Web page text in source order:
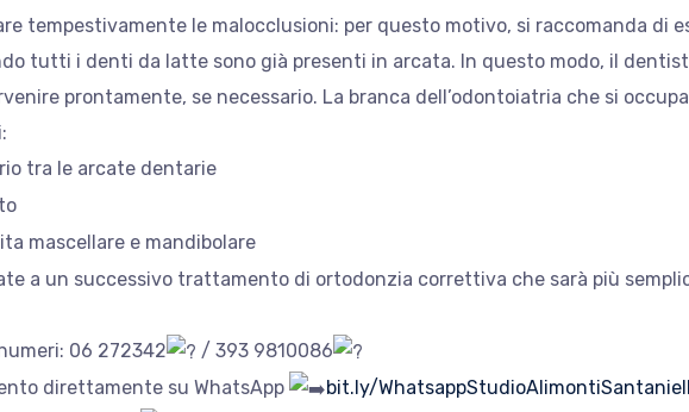
tempestivamente le malocclusioni: per questo motivo, si raccomanda di
tutti i denti da latte sono già presenti in arcata. In questo modo, il
prontamente, se necessario. La branca dell’odontoiatria che si
tra le arcate dentarie
mascellare e mandibolare
a un successivo trattamento di ortodonzia correttiva che sarà più
06 272342
/ 393 9810086
direttamente su WhatsApp
bit.ly/